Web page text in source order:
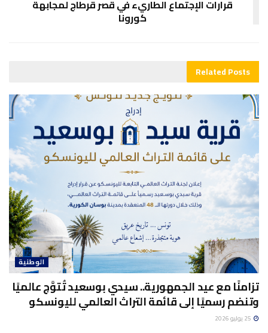
قرارات الإجتماع الطاريء في قصر قرطاج لمجابهة
كورونا
RelatedPosts
الوطنية
تزامنًا مع عيد الجمهورية.. سيدي بوسعيد تُتوَّج عالميًا
وتنضم رسميًا إلى قائمة التراث العالمي لليونسكو